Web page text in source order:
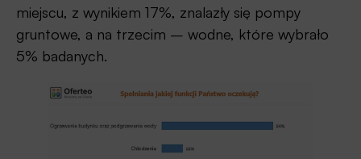
miejscu, z wynikiem 17%, znalazły się pompy
gruntowe, a na trzecim – wodne, które wybrało
5% badanych.